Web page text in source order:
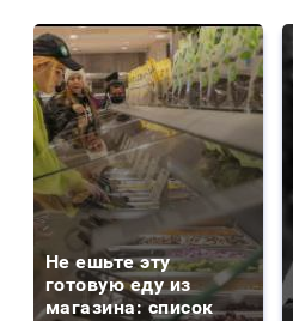
Не ешьте эту
готовую еду из
магазина: список